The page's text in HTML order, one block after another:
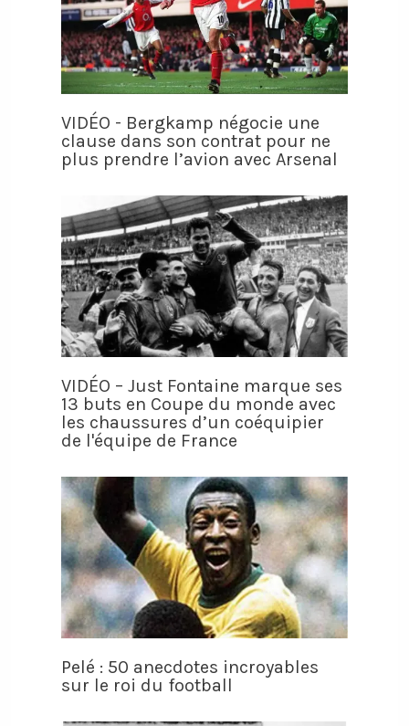
VIDÉO - Bergkamp négocie une
clause dans son contrat pour ne
plus prendre l’avion avec Arsenal
VIDÉO – Just Fontaine marque ses
13 buts en Coupe du monde avec
les chaussures d’un coéquipier
de l'équipe de France
Pelé : 50 anecdotes incroyables
sur le roi du football